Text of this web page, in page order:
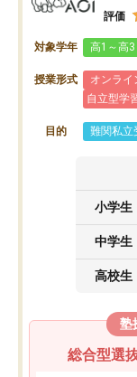
評価
対象学年 高1～高3
授業形式 オンライ
自立型学
目的 難関私立
小学生
中学生
高校生
塾
総合型選